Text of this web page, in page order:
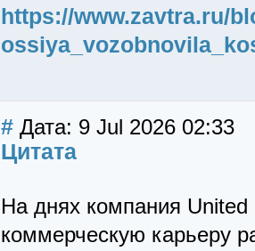
https://www.zavtra.ru/
# Дата: 9 Jul 2026 02:33
Цитата
На днях компания
коммерческую карьеру